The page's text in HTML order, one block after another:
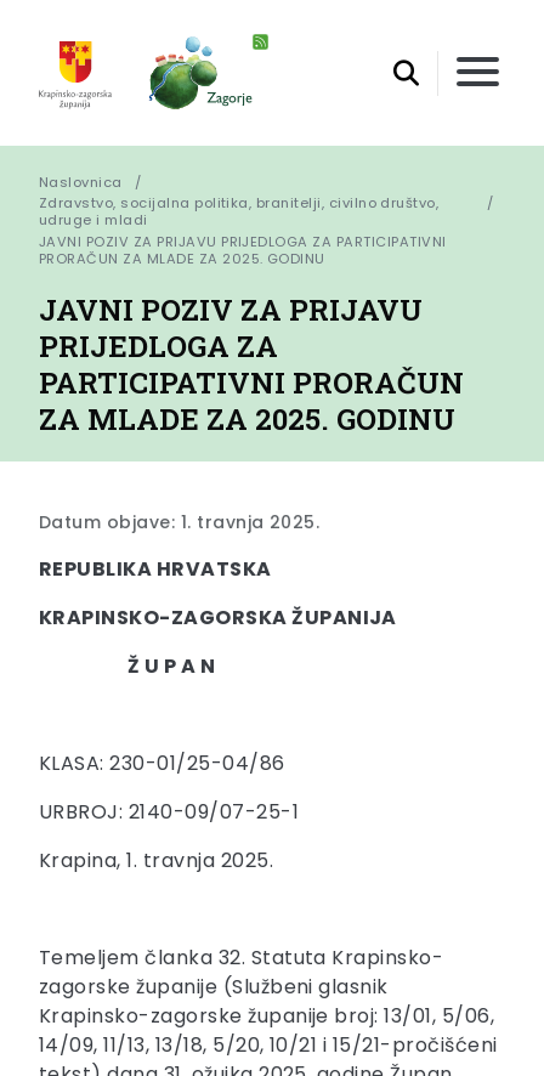
Naslovnica
Zdravstvo, socijalna politika, branitelji, civilno društvo,
udruge i mladi
JAVNI POZIV ZA PRIJAVU PRIJEDLOGA ZA PARTICIPATIVNI
PRORAČUN ZA MLADE ZA 2025. GODINU
JAVNI POZIV ZA PRIJAVU
PRIJEDLOGA ZA
PARTICIPATIVNI PRORAČUN
ZA MLADE ZA 2025. GODINU
Datum objave: 1. travnja 2025.
REPUBLIKA HRVATSKA
KRAPINSKO-ZAGORSKA ŽUPANIJA
Ž U P A N
KLASA: 230-01/25-04/86
URBROJ: 2140-09/07-25-1
Krapina, 1. travnja 2025.
Temeljem članka 32. Statuta Krapinsko-
zagorske županije (Službeni glasnik
Krapinsko-zagorske županije broj: 13/01, 5/06,
14/09, 11/13, 13/18, 5/20, 10/21 i 15/21-pročišćeni